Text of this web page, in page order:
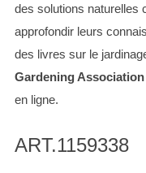
des solutions naturelles
approfondir leurs
des livres sur le
Gardening Association
en ligne.
ART.1159338